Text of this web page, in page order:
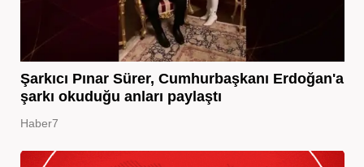
Şarkıcı Pınar Sürer, Cumhurbaşkanı Erdoğan'a
şarkı okuduğu anları paylaştı
Haber7